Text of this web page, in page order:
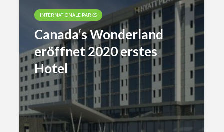
INTERNATIONALE PARKS
Canada‘s Wonderland
eröffnet 2020 erstes
Hotel